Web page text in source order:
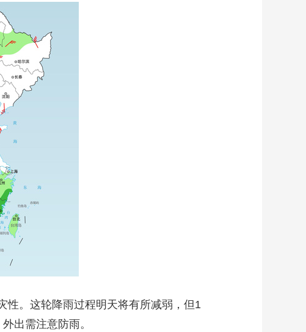
。这轮降雨过程明天将有所减弱，但1
出需注意防雨。